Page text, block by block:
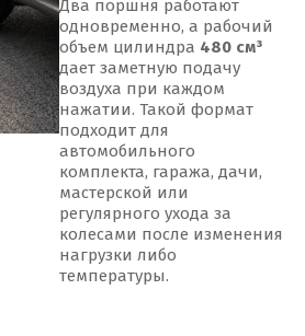
Два поршня работают
одновременно, а рабочий
объем цилиндра 480 см³
дает заметную подачу
воздуха при каждом
нажатии. Такой формат
подходит для
автомобильного
комплекта, гаража, дачи,
мастерской или
регулярного ухода за
колесами после изменения
нагрузки либо
температуры.